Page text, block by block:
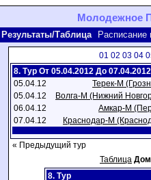
Молодежное
Результаты/Таблица Расписание
01 02 03 04
8. Тур От 05.04.2012 До 07.04.2012
05.04.12
Терек-М
05.04.12
Волга-М (Нижний
06.04.12
Амкар-М
07.04.12
Краснодар-М
« Предыдущий тур
Таблица
8. Тур